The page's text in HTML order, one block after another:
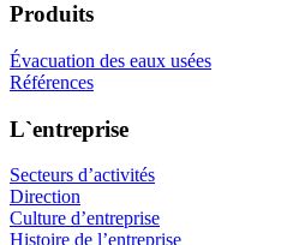
Produits
Évacuation des eaux usées
Références
L`entreprise
Secteurs d’activités
Direction
Culture d’entreprise
Histoire de l’entreprise